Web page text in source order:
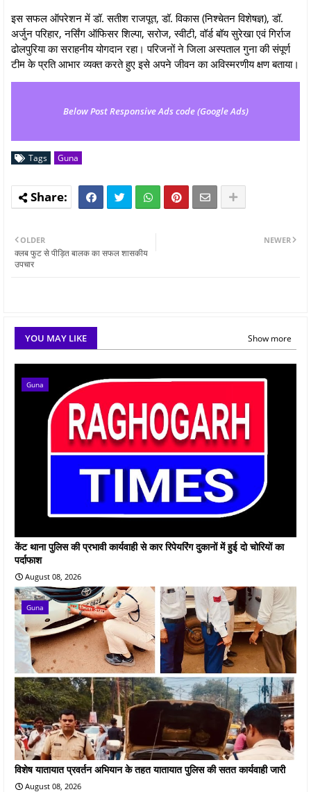
इस सफल ऑपरेशन में डॉ. सतीश राजपूत, डॉ. विकास (निश्चेतन विशेषज्ञ), डॉ.
अर्जुन परिहार, नर्सिंग ऑफिसर शिल्पा, सरोज, स्वीटी, वॉर्ड बॉय सुरेखा एवं गिर्राज
ढोलपुरिया का सराहनीय योगदान रहा। परिजनों ने जिला अस्पताल गुना की संपूर्ण
टीम के प्रति आभार व्यक्त करते हुए इसे अपने जीवन का अविस्मरणीय क्षण बताया।
Below Post Responsive Ads code (Google Ads)
Tags Guna
NEWER
OLDER
क्लब फुट से पीड़ित बालक का सफल शासकीय
उपचार
YOU MAY LIKE Show more
Guna
केंट थाना पुलिस की प्रभावी कार्यवाही से कार रिपेयरिंग दुकानों में हुई दो चोरियों का
पर्दाफाश
August 08, 2026
Guna
विशेष यातायात प्रवर्तन अभियान के तहत यातायात पुलिस की सतत कार्यवाही जारी
August 08, 2026